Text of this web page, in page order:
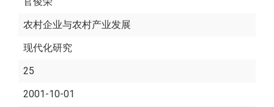
农村企业与农村产业发展
现代化研究
25
2001-10-01